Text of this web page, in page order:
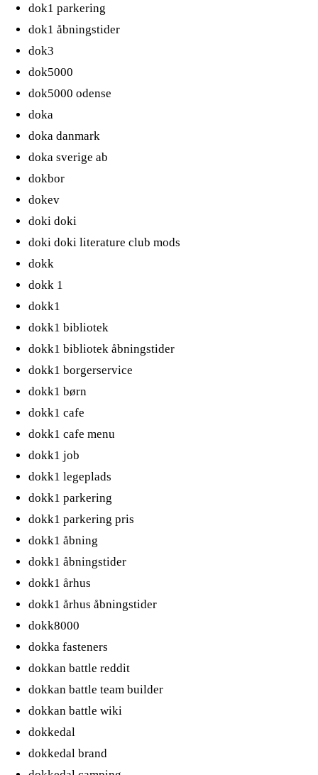
dok1 parkering
dok1 åbningstider
dok3
dok5000
dok5000 odense
doka
doka danmark
doka sverige ab
dokbor
dokev
doki doki
doki doki literature club mods
dokk
dokk 1
dokk1
dokk1 bibliotek
dokk1 bibliotek åbningstider
dokk1 borgerservice
dokk1 børn
dokk1 cafe
dokk1 cafe menu
dokk1 job
dokk1 legeplads
dokk1 parkering
dokk1 parkering pris
dokk1 åbning
dokk1 åbningstider
dokk1 århus
dokk1 århus åbningstider
dokk8000
dokka fasteners
dokkan battle reddit
dokkan battle team builder
dokkan battle wiki
dokkedal
dokkedal brand